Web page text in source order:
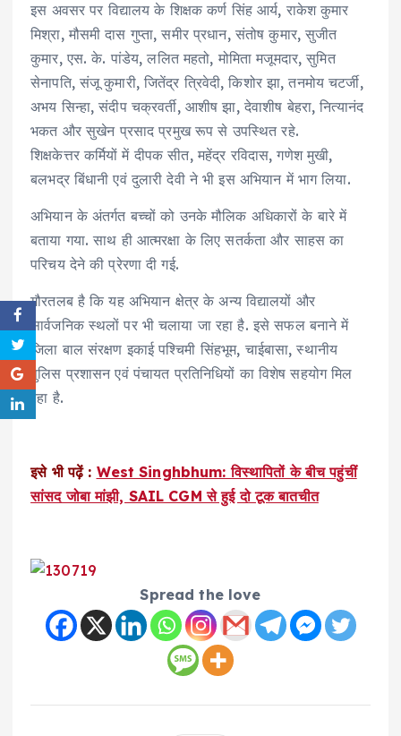
इस अवसर पर विद्यालय के शिक्षक कर्ण सिंह आर्य, राकेश कुमार
मिश्रा, मौसमी दास गुप्ता, समीर प्रधान, संतोष कुमार, सुजीत
कुमार, एस. के. पांडेय, ललित महतो, मोमिता मजूमदार, सुमित
सेनापति, संजू कुमारी, जितेंद्र त्रिवेदी, किशोर झा, तनमोय चटर्जी,
अभय सिन्हा, संदीप चक्रवर्ती, आशीष झा, देवाशीष बेहरा, नित्यानंद
भकत और सुखेन प्रसाद प्रमुख रूप से उपस्थित रहे.
शिक्षकेत्तर कर्मियों में दीपक सीत, महेंद्र रविदास, गणेश मुखी,
बलभद्र बिंधानी एवं दुलारी देवी ने भी इस अभियान में भाग लिया.
अभियान के अंतर्गत बच्चों को उनके मौलिक अधिकारों के बारे में
बताया गया. साथ ही आत्मरक्षा के लिए सतर्कता और साहस का
परिचय देने की प्रेरणा दी गई.
गौरतलब है कि यह अभियान क्षेत्र के अन्य विद्यालयों और
सार्वजनिक स्थलों पर भी चलाया जा रहा है. इसे सफल बनाने में
जिला बाल संरक्षण इकाई पश्चिमी सिंहभूम, चाईबासा, स्थानीय
पुलिस प्रशासन एवं पंचायत प्रतिनिधियों का विशेष सहयोग मिल
रहा है.
इसे भी पढ़ें : West Singhbhum: विस्थापितों के बीच पहुंचीं
सांसद जोबा मांझी, SAIL CGM से हुई दो टूक बातचीत
Spread the love